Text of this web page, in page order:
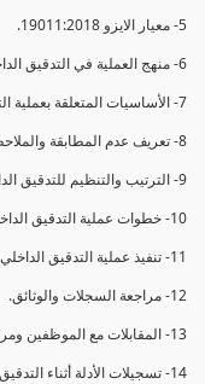
5- معيار الايزو 19011:2018.
6- منهج العملية في التدقيق الداخلي.
7- الأساسيات المتعلقة بعملية التدقيق الداخلي.
8- تعريف عدم المطابقة والملاحظات.
9- الترتيب والتنظيم للتدقيق الداخلي.
10- خطوات عملية التدقيق الداخلي.
11- تنفيذ عملية التدقيق الداخلي والاجتماع الافتتاحي.
12- مراجعة السجلات والوثائق.
13- المقابلات مع الموظفين ومراقبة الانشطة والمرافق.
14- تسجيلات الأدلة أثناء التدقيق.